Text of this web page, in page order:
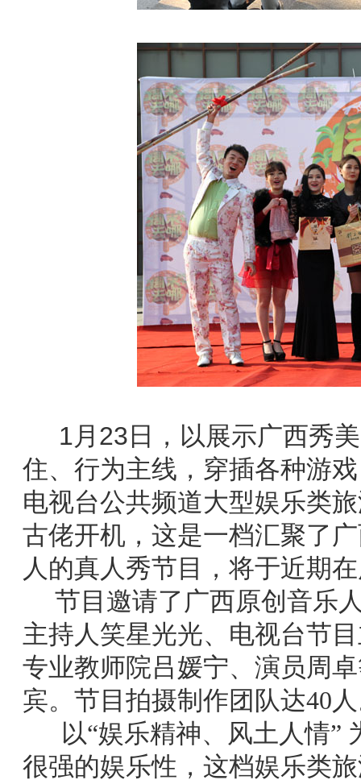
1月 23 日 ， 以展示广西秀
住、行为主线，穿插各种游
电视台公共频道大型娱乐类
古佬开机，这是一档汇聚了
人的真人秀节目，将于近期
节目邀请了广西原创音乐
主持人笑星光光、电视台节
专业教师院吕媛宁、演员周
宾。节目拍摄制作团队达40人
以“娱乐精神、风土人情”
很强的娱乐性，这档娱乐类